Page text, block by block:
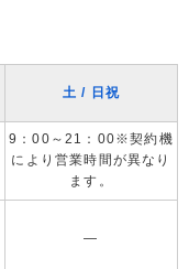
土 / 日祝
9：00～21：00※契約機
により営業時間が異なり
ます。
―